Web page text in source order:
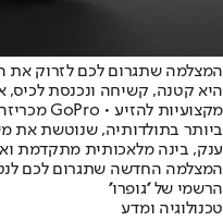
המצלמה שתגרום לכם לזרוק את
היא קטנה, קשיחה ונכנסת לכיס,
ביותר בתולדותיה, שנוטשת את
ענק, בינה מלאכותית מתקדמת
המצלמה החדשה שתגרום לכם
הרשמי של ''גופרו''
טכנולוגיה ומדע